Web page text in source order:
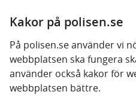
Kakor på polisen.se
På polisen.se använder vi
webbplatsen ska fungera
använder också kakor för
webbplatsen bättre.